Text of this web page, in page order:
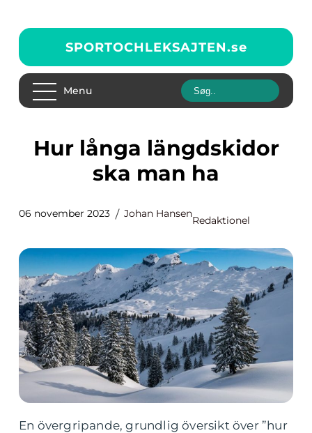
SPORTOCHLEKSAJTEN.se
Menu
Hur långa längdskidor
ska man ha
06 november 2023 Johan Hansen
Redaktionel
En övergripande, grundlig översikt över ”hur